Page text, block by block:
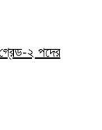
২ পদের